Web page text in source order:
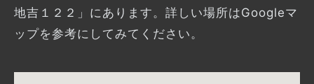
地吉１２２」にあります。詳しい場所はGoogleマ
ップを参考にしてみてください。